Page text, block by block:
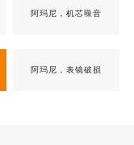
阿玛尼，机芯噪音
阿玛尼，表镜破损